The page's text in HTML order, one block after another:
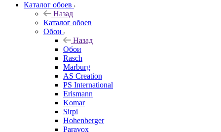
Каталог обоев
Назад
Каталог обоев
Обои
Назад
Обои
Rasch
Marburg
AS Creation
PS International
Erismann
Komar
Sirpi
Hohenberger
Paravox